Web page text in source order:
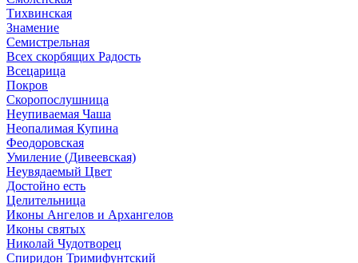
Тихвинская
Знамение
Семистрельная
Всех скорбящих Радость
Всецарица
Покров
Скоропослушница
Неупиваемая Чаша
Неопалимая Купина
Феодоровская
Умиление (Дивеевская)
Неувядаемый Цвет
Достойно есть
Целительница
Иконы Ангелов и Архангелов
Иконы святых
Николай Чудотворец
Спиридон Тримифунтский